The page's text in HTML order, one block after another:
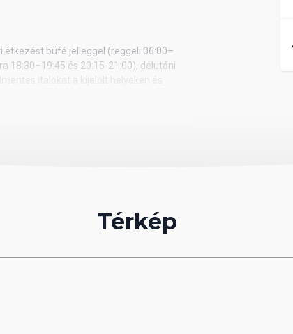
büfé jelleggel (reggeli 06:00–
18:30–19:45 és 20:15-21:00), délutáni
italokat a kijelölt helyeken és
választhatnak utasaink térítés
áll rendelkezésre díj ellenében: szörf,
Térkép